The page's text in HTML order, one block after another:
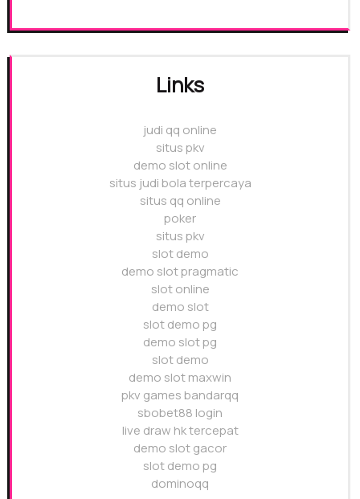
Links
judi qq online
situs pkv
demo slot online
situs judi bola terpercaya
situs qq online
poker
situs pkv
slot demo
demo slot pragmatic
slot online
demo slot
slot demo pg
demo slot pg
slot demo
demo slot maxwin
pkv games bandarqq
sbobet88 login
live draw hk tercepat
demo slot gacor
slot demo pg
dominoqq